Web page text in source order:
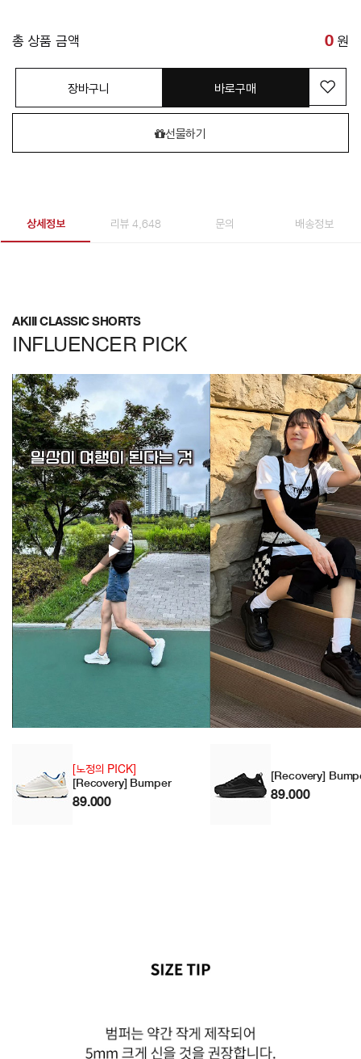
총 상품 금액 0 원
장바구니 바로구매
선물하기
상세정보 리뷰 4,648 문의 배송정보
AKIII CLASSIC SHORTS
INFLUENCER PICK
[노정의 PICK]
[Recovery] Bumper
89.000
[Recovery]
89.000